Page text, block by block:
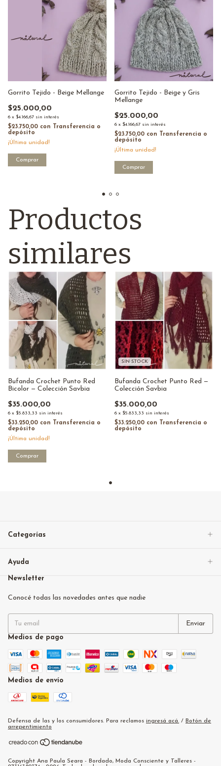
Gorrito Tejido - Beige Mellange
$25.000,00
6 x $4.166,67 sin interés
$23.750,00 con
Transferencia o
depósito
¡Última unidad!
Gorrito Tejido - Beige y Gris
Mellange
$25.000,00
6 x $4.166,67 sin interés
$23.750,00 con
Transferencia o
depósito
¡Última unidad!
Productos
similares
Bufanda Crochet Punto Red
Bicolor — Colección Savbia
$35.000,00
6 x $5.833,33 sin interés
$33.250,00 con
Transferencia o
depósito
¡Última unidad!
SIN STOCK
Bufanda Crochet Punto Red —
Colección Savbia
$35.000,00
6 x $5.833,33 sin interés
$33.250,00 con
Transferencia o
depósito
Categorías
Ayuda
Newsletter
Conocé todas las novedades antes que nadie
Medios de pago
Medios de envío
Defensa de las y los consumidores. Para reclamos ingresá acá. / Botón de
arrepentimiento
Copyright Ana Paula Seara - Bordado, Moda Consciente y Talleres -